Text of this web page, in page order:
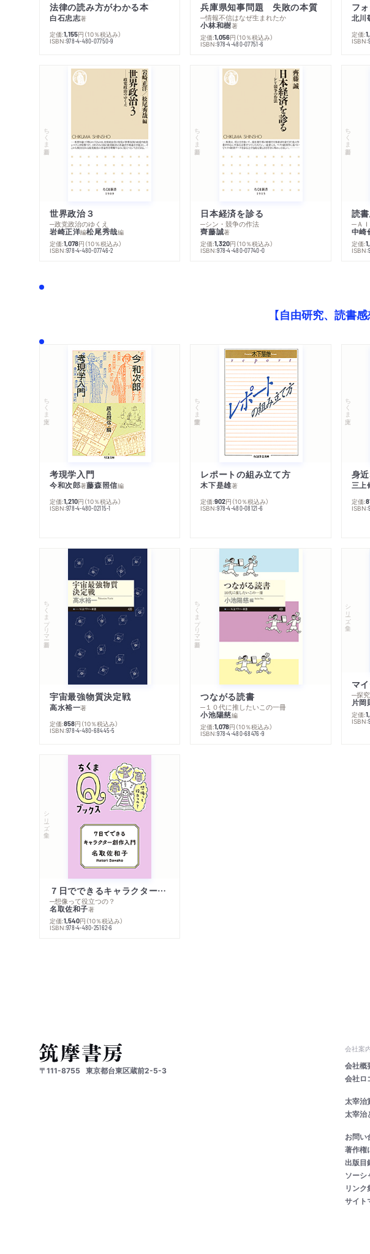
法律の読み方がわかる本
白石忠志著
定価:1,155円 （10％税込み）
ISBN:978-4-480-07750-9
兵庫県知事問題 失敗の本質
─情報不信はなぜ生まれたか
小林和樹著
定価:1,056円 （10％税込み）
ISBN:978-4-480-07751-6
フ
北川
定価:
ISBN:
ちくま新書
世界政治３
─政党政治のゆくえ
岩崎正洋編松尾秀哉編
定価:1,078円 （10％税込み）
ISBN:978-4-480-07746-2
ちくま新書
日本経済を診る
─シン・競争の作法
齊藤誠著
定価:1,320円 （10％税込み）
ISBN:978-4-480-07740-0
ちくま新書
読
中崎
定価:
ISBN:
【自由研究、読書
ちくま文庫
考現学入門
今和次郎著藤森照信編
定価:1,210円 （10％税込み）
ISBN:978-4-480-02115-1
ちくま学芸文庫
レポートの組み立て方
木下是雄著
定価:902円 （10％税込み）
ISBN:978-4-480-08121-6
ちくま文庫
身
三上
定価:
ISBN:
ちくまプリマー新書
宇宙最強物質決定戦
高水裕一著
定価:858円 （10％税込み）
ISBN:978-4-480-68445-5
ちくまプリマー新書
つながる読書
─１０代に推したいこの一冊
小池陽慈編
定価:1,078円 （10％税込み）
ISBN:978-4-480-68476-9
シリーズ・全集
マ
─探
片岡
定価:
ISBN:
シリーズ・全集
７日でできるキャラクター創作入門
─想像って役立つの？
名取佐和子著
定価:1,540円 （10％税込み）
ISBN:978-4-480-25162-6
〒111-8755 東京都台東区蔵前2-5-3
会社案
会社概
会社ロ
太宰治
太宰治
お問い
著作権
出版目
ソーシ
リンク
サイト